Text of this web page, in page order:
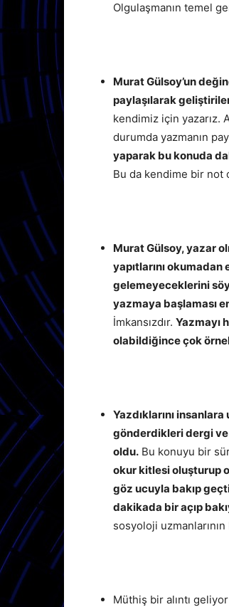
Olgulaşmanın temel
Murat Gülsoy’un
paylaşılarak
kendimiz için yazarız.
durumda yazmanın
yaparak bu konuda
Bu da kendime bir not
Murat Gülsoy, yazar
yapıtlarını
gelemeyeceklerini
yazmaya başlaması
İmkansızdır. Yazmayı
olabildiğince çok
Yazdıklarını
gönderdikleri dergi
oldu. Bu konuyu bir
okur kitlesi oluşturup
göz ucuyla bakıp
dakikada bir açıp
sosyoloji
Müthiş bir alıntı